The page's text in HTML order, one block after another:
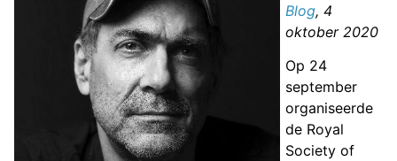
Blog, 4
oktober 2020
Op 24
september
organiseerde
de Royal
Society of